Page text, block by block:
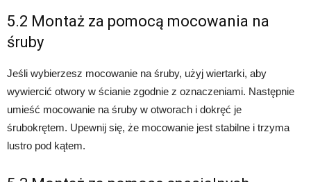
5.2 Montaż za pomocą mocowania na
śruby
Jeśli wybierzesz mocowanie na śruby, użyj wiertarki, aby
wywiercić otwory w ścianie zgodnie z oznaczeniami. Następnie
umieść mocowanie na śruby w otworach i dokręć je
śrubokrętem. Upewnij się, że mocowanie jest stabilne i trzyma
lustro pod kątem.